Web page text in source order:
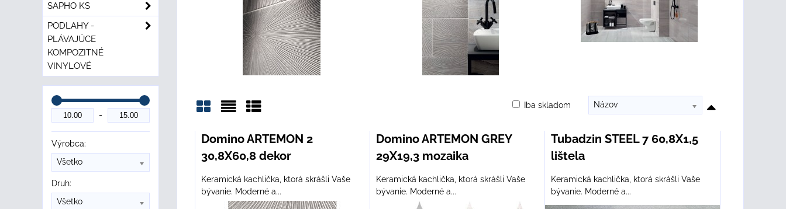
Mriežka
Názov
Iba skladom
Domino ARTEMON 2
30,8X60,8 dekor
Keramická kachlička, ktorá skrášli Vaše
bývanie. Moderné a...
Domino ARTEMON GREY
29X19,3 mozaika
Keramická kachlička, ktorá skrášli Vaše
bývanie. Moderné a...
Tubadzin STEEL 7 60,8X1,5
lištela
Keramická kachlička, ktorá skrášli Vaše
bývanie. Moderné a...
SAPHO KS
PODLAHY -
PLÁVAJÚCE
KOMPOZITNÉ
VINYLOVÉ
Výrobca:
Všetko
Druh:
Všetko